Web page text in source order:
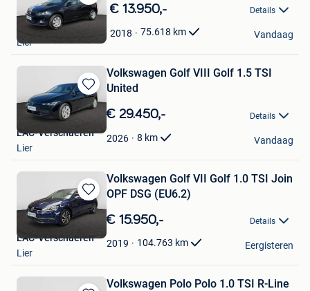
Bewaren
in
Favorieten
€ 13.950,- Details
2018 75.618 km
LAC-Verschaeren
Lier
Vandaag
Bewaren
in
Favorieten
Volkswagen Golf VIII Golf 1.5 TSI
United
€ 29.450,- Details
2026 8 km
LAC-Verschaeren
Lier
Vandaag
Bewaren
in
Favorieten
Volkswagen Golf VII Golf 1.0 TSI Join
OPF DSG (EU6.2)
€ 15.950,- Details
2019 104.763 km
LAC-Verschaeren
Lier
Eergisteren
Volkswagen Polo Polo 1.0 TSI R-Line